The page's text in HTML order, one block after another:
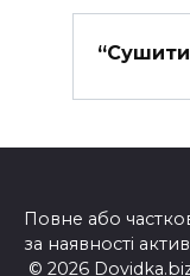
Повне або
за наявності
© 2026